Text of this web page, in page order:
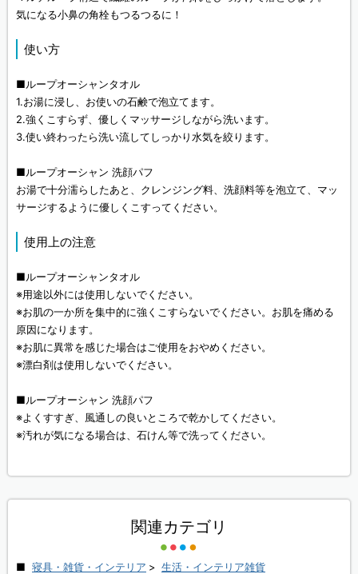
気になる小鼻の角栓もつるつるに！
使い方
■ループオーシャンタオル
1.お湯に浸し、お使いの石鹸で泡立てます。
2.強くこすらず、優しくマッサージしながら洗います。
3.使い終わったら洗い流してしっかり水気を絞ります。
■ループオーシャン 洗顔パフ
お湯で十分濡らしたあと、クレンジング料、洗顔料等を泡立て、マッ
サージするように優しくこすってください。
使用上の注意
■ループオーシャンタオル
※用途以外には使用しないでください。
※お肌の一か所を集中的に強くこすらないでください。お肌を痛める
原因になります。
※お肌に異常を感じた場合はご使用をおやめください。
※漂白剤は使用しないでください。
■ループオーシャン 洗顔パフ
※よくすすぎ、風通しの良いところで乾かしてください。
※汚れが気になる場合は、石けん等で洗ってください。
関連カテゴリ
寝具・雑貨・インテリア > 生活・インテリア雑貨